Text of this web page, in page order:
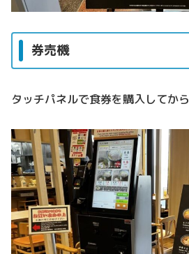
券売機
タッチパネルで食券を購入してか